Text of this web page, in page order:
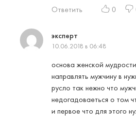
Ответить
0
эксперт
10.06.2018 в 06:48
основа женской
направлять мужчину в
русло так нежно что
недогадоваеться о том
и первое что для этого